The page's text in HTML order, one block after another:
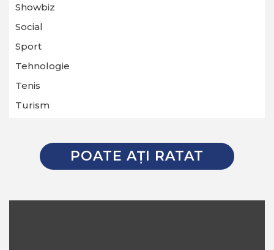
Showbiz
Social
Sport
Tehnologie
Tenis
Turism
POATE AŢI RATAT